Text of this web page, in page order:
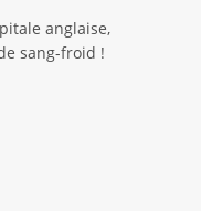
anglaise,
sang-froid !